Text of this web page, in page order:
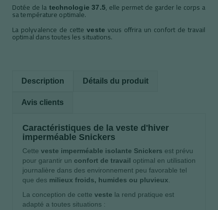
Dotée de la technologie 37.5, elle permet de garder le corps a
sa température optimale.
La polyvalence de cetteveste vous offrira un confort de travail
optimal dans toutes les situations.
Description Détails du produit
Avis clients
Caractéristiques de la veste d'hiver
imperméable Snickers
Cette veste imperméable isolante Snickers est prévu
pour garantir un confort de travail optimal en utilisation
journalière dans des environnement peu favorable tel
que des milieux froids, humides ou pluvieux
La conception de cette veste la rend pratique est
adapté a toutes situations :